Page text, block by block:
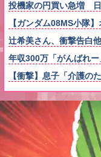
投機家の円買い急増 日
【ガンダム08MS小隊
辻希美さん、衝撃告白他
年収300万「がんばれ
【衝撃】息子「介護